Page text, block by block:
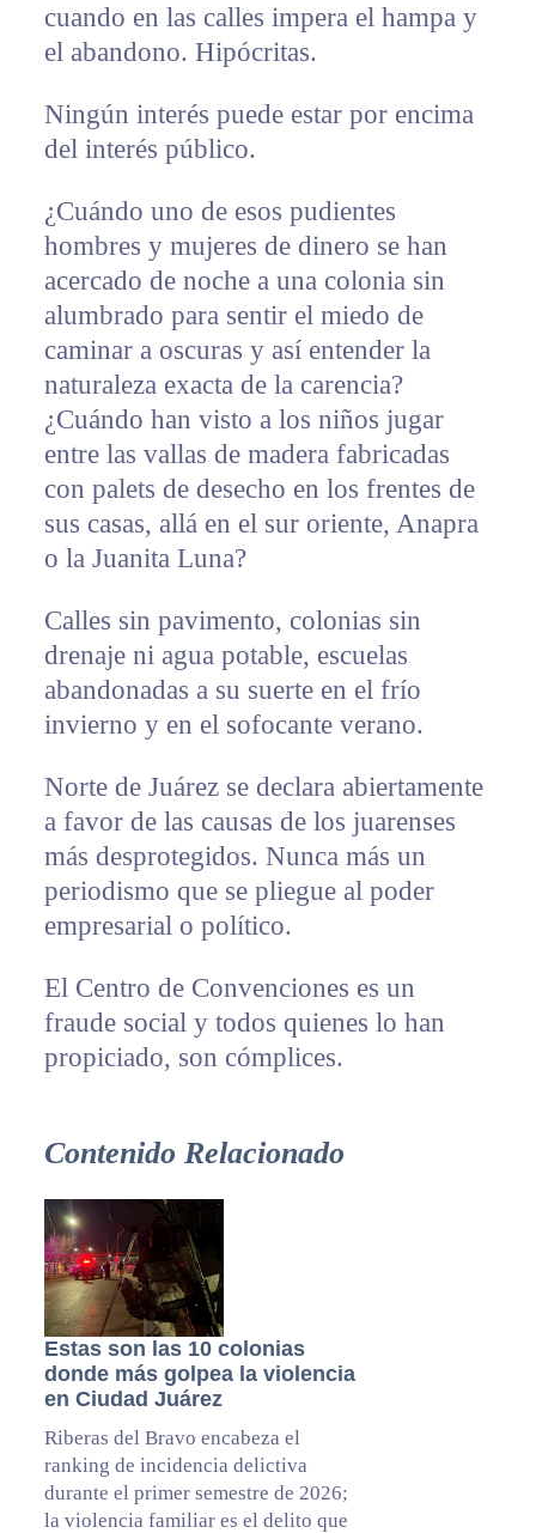
cuando en las calles impera el hampa y
el abandono. Hipócritas.
Ningún interés puede estar por encima
del interés público.
¿Cuándo uno de esos pudientes
hombres y mujeres de dinero se han
acercado de noche a una colonia sin
alumbrado para sentir el miedo de
caminar a oscuras y así entender la
naturaleza exacta de la carencia?
¿Cuándo han visto a los niños jugar
entre las vallas de madera fabricadas
con palets de desecho en los frentes de
sus casas, allá en el sur oriente, Anapra
o la Juanita Luna?
Calles sin pavimento, colonias sin
drenaje ni agua potable, escuelas
abandonadas a su suerte en el frío
invierno y en el sofocante verano.
Norte de Juárez se declara abiertamente
a favor de las causas de los juarenses
más desprotegidos. Nunca más un
periodismo que se pliegue al poder
empresarial o político.
El Centro de Convenciones es un
fraude social y todos quienes lo han
propiciado, son cómplices.
Contenido Relacionado
Estas son las 10 colonias
donde más golpea la violencia
en Ciudad Juárez
Riberas del Bravo encabeza el
ranking de incidencia delictiva
durante el primer semestre de 2026;
la violencia familiar es el delito que